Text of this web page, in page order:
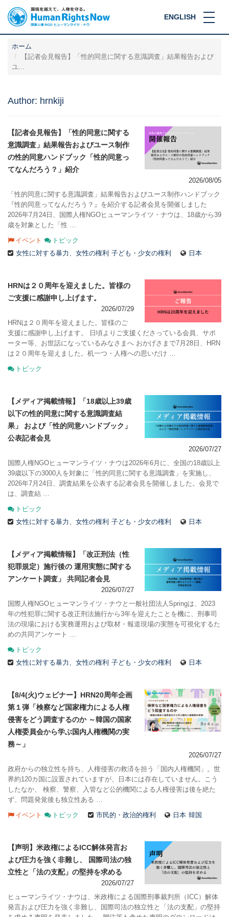
ENGLISH
ホーム
【記者会見報告】「性的同意に関する意識調査」結果報告および
ユ...
Author: hrnkiji
【記者会見報告】「性的同意に関する
意識調査」結果報告およびユース制作
の性的同意ハンドブック「性的同意っ
てなんだろう？」紹介
2026/08/05
「性的同意に関する意識調査」結果報告およびユース制作ハンドブック
『性的同意ってなんだろう？』を紹介する記者会見を開催しました
2026年7月24日、国際人権NGOヒューマンライツ・ナウは、18歳から39
歳を対象とした「性 …
イベント
トピック
女性に対する暴力、女性の権利 子ども・少女の権利 日本
HRNは２０周年を迎えました。皆様の
ご支援に感謝申し上げます。
2026/07/29
HRNは２０周年を迎えました。皆様のご
支援に感謝申し上げます。 日頃よりご支援くださっている会員、サポ
ーター等、お世話になっているみなさまへ おかげさまで7月28日、HRN
は２０周年を迎えました。机一つ・人権への思いだけ …
トピック
【メディア掲載情報】「18歳以上39歳
以下の性的同意に関する意識調査結
果」 および「性的同意ハンドブック」
公表記者会見
2026/07/27
国際人権NGOヒューマンライツ・ナウは2026年6月に、全国の18歳以上
39歳以下の3000人を対象に「性的同意に関する意識調査」を実施し、
2026年7月24日、調査結果を公表する記者会見を開催しました。会見で
は、調査結 …
トピック
女性に対する暴力、女性の権利 子ども・少女の権利 日本
【メディア掲載情報】「改正刑法（性
犯罪規定）施行後の 運用実態に関する
アンケート調査」 共同記者会見
2026/07/27
国際人権NGOヒューマンライツ・ナウと一般社団法人Springは、2023
年の性犯罪に関する改正刑法施行から3年を迎えたことを機に、刑事司
法の現場における実務運用および取材・報道現場の実態を可視化するた
めの共同アンケート …
トピック
女性に対する暴力、女性の権利 子ども・少女の権利 日本
【8/4(火)ウェビナー】HRN20周年企画
第１弾「検察など国家権力による人権
侵害をどう調査するのか ～韓国の国家
人権委員会から学ぶ国内人権機関の実
務～」
2026/07/27
政府からの独立性を持ち、人権侵害の救済を担う「国内人権機関」。世
界約120カ国に設置されていますが、日本には存在していません。こう
したなか、 検察、警察、入管など公的機関による人権侵害は後を絶た
ず、問題発覚後も独立性ある …
イベント トピック 市民的・政治的権利 日本 韓国
【声明】米政権によるICC解体発言お
よび圧力を強く非難し、 国際司法の独
立性と「法の支配」の堅持を求める
2026/07/27
ヒューマンライツ・ナウは、米政権による国際刑事裁判所（ICC）解体
発言および圧力を強く非難し、国際司法の独立性と「法の支配」の堅持